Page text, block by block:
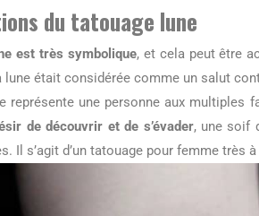
du tatouage lune
est très symbolique, et cela peut être
lune était considérée comme un salut
représente une personne aux multiples
de découvrir et de s’évader, une soif
Il s’agit d’un tatouage pour femme très